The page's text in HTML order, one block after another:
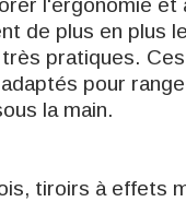
l'ergonomie
de plus en plus
pratiques.
pour
la main.
tiroirs à effets